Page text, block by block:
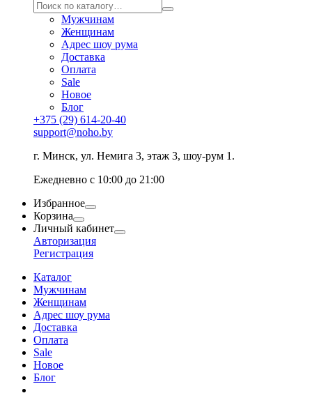
Мужчинам
Женщинам
Адрес шоу рума
Доставка
Оплата
Sale
Новое
Блог
+375 (29) 614-20-40
support@noho.by
г. Минск, ул. Немига 3, этаж 3, шоу-рум 1.
Ежедневно с 10:00 до 21:00
Избранное
Корзина
Личный кабинет
Авторизация
Регистрация
Каталог
Мужчинам
Женщинам
Адрес шоу рума
Доставка
Оплата
Sale
Новое
Блог